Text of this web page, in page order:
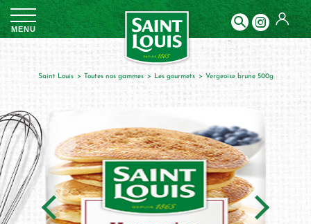
MENU
Saint Louis toutes nos gammes les gourmets vergeoise brune 500g
Panneau de gestion des cookies